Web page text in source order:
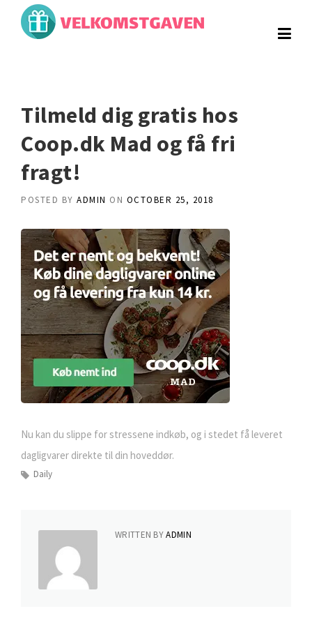
content
Tilmeld dig gratis hos
Coop.dk Mad og få fri
fragt!
POSTED BY ADMIN ON OCTOBER 25, 2018
Nu kan du slippe for stressene indkøb, og i stedet få leveret
dagligvarer direkte til din hoveddør.
Daily
WRITTEN BYADMIN